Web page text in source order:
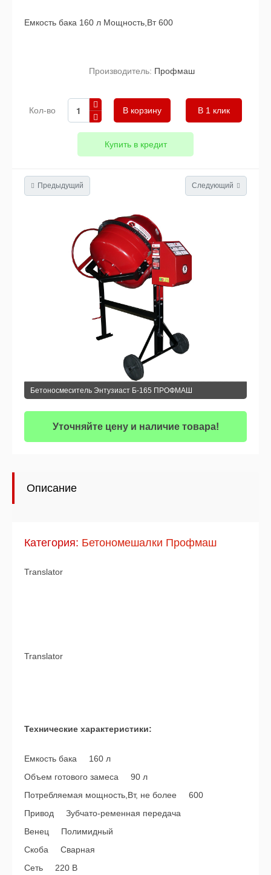
Емкость бака 160 л Мощность,Вт 600
Производитель: Профмаш
Кол-во В 1 клик
Купить в кредит
Предыдущий Следующий
Бетоносмеситель Энтузиаст Б-165 ПРОФМАШ
Уточняйте цену и наличие товара!
Описание
Категория: Бетономешалки Профмаш
Translator
Translator
Технические характеристики:
Емкость бака 160 л
Объем готового замеса 90 л
Потребляемая мощность,Вт, не более 600
Привод Зубчато-ременная передача
Венец Полимидный
Скоба Сварная
Сеть 220 В